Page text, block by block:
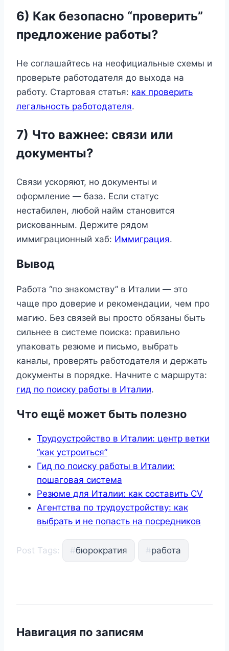
6) Как безопасно “проверить”
предложение работы?
Не соглашайтесь на неофициальные схемы и
проверьте работодателя до выхода на
работу. Стартовая статья: как проверить
легальность работодателя.
7) Что важнее: связи или
документы?
Связи ускоряют, но документы и
оформление — база. Если статус
нестабилен, любой найм становится
рискованным. Держите рядом
иммиграционный хаб: Иммиграция.
Вывод
Работа “по знакомству” в Италии — это
чаще про доверие и рекомендации, чем про
магию. Без связей вы просто обязаны быть
сильнее в системе поиска: правильно
упаковать резюме и письмо, выбрать
каналы, проверять работодателя и держать
документы в порядке. Начните с маршрута:
гид по поиску работы в Италии.
Что ещё может быть полезно
Трудоустройство в Италии: центр ветки
“как устроиться”
Гид по поиску работы в Италии:
пошаговая система
Резюме для Италии: как составить CV
Агентства по трудоустройству: как
выбрать и не попасть на посредников
Post Tags: #бюрократия #работа
Навигация по записям